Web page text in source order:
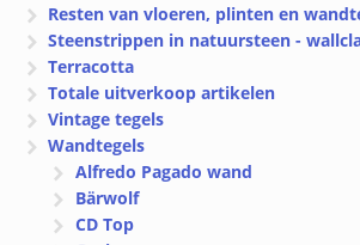
Resten van vloeren, plinten en
Steenstrippen in natuursteen -
Terracotta
Totale uitverkoop artikelen
Vintage tegels
Wandtegels
Alfredo Pagado wand
Bärwolf
CD Top